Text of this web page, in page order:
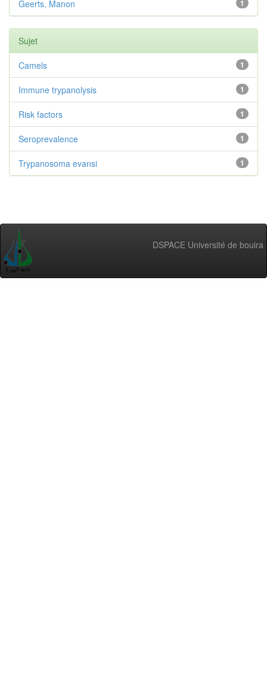
1
Geerts, Manon
Sujet
1
Camels
1
Immune trypanolysis
1
Risk factors
1
Seroprevalence
1
Trypanosoma evansi
DSPACE Université de bouira